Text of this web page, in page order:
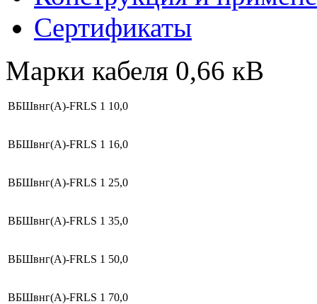
Сертификаты
Марки кабеля 0,66 кВ
ВБШвнг(А)-FRLS 1 10,0
ВБШвнг(А)-FRLS 1 16,0
ВБШвнг(А)-FRLS 1 25,0
ВБШвнг(А)-FRLS 1 35,0
ВБШвнг(А)-FRLS 1 50,0
ВБШвнг(А)-FRLS 1 70,0